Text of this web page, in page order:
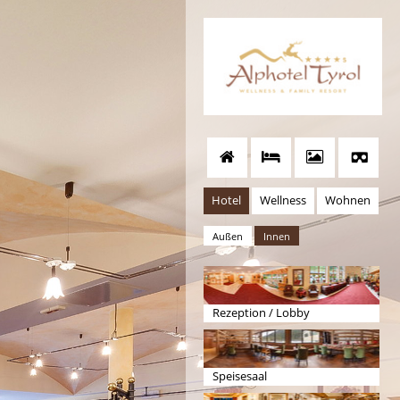
Hotel Wellness Wohnen
Außen Innen
Rezeption / Lobby
Speisesaal